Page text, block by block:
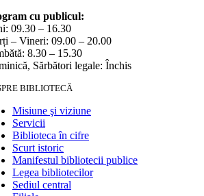
cu publicul:
09.30 – 16.30
– Vineri: 09.00 – 20.00
8.30 – 15.30
Sărbători legale: Închis
BIBLIOTECĂ
Misiune şi viziune
Servicii
Biblioteca în cifre
Scurt istoric
Manifestul bibliotecii publice
Legea bibliotecilor
Sediul central